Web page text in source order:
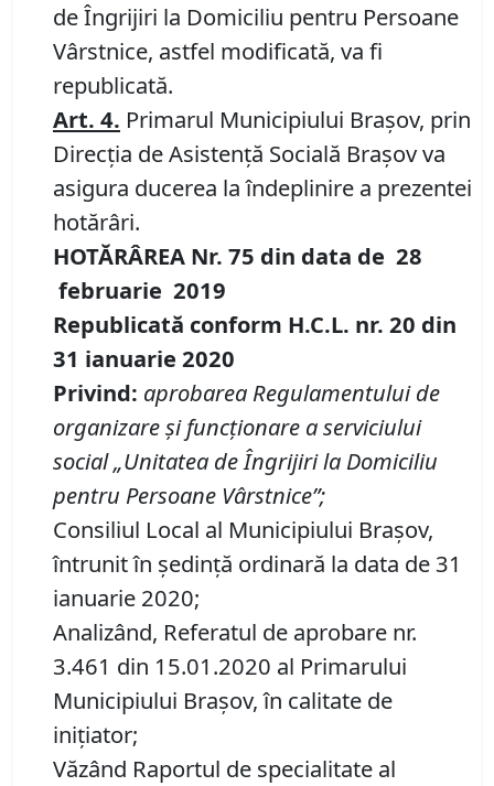
de Îngrijiri la Domiciliu pentru Persoane
Vârstnice, astfel modificată, va fi
republicată.
Art. 4. Primarul Municipiului Braşov, prin
Direcţia de Asistență Socială Brașov va
asigura ducerea la îndeplinire a prezentei
hotărâri.
HOTĂRÂREA Nr. 75 din data de 28
februarie 2019
Republicată conform H.C.L. nr. 20 din
31 ianuarie 2020
Privind: aprobarea Regulamentului de
organizare şi funcţionare a serviciului
social„Unitatea deÎngrijiri la Domiciliu
pentru Persoane Vârstnice”;
Consiliul Local al Municipiului Brașov,
întrunit în ședință ordinară la data de 31
ianuarie 2020;
Analizând, Referatul de aprobare nr.
3.461 din 15.01.2020 al Primarului
Municipiului Brașov, în calitate de
inițiator;
Văzând Raportul de specialitate al